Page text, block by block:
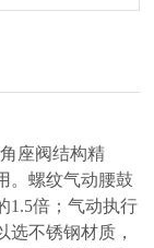
座阀结构精
。螺纹气动腰鼓
1.5倍；气动执行
不锈钢材质，